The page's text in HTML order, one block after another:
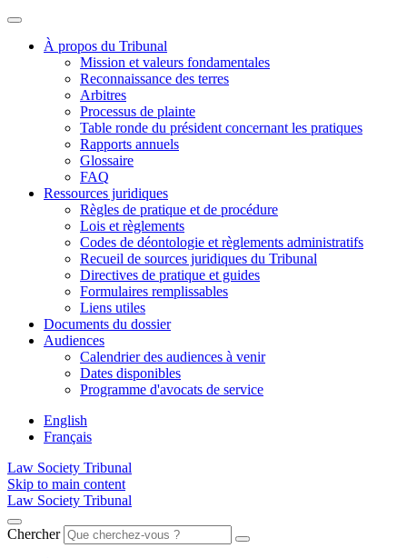
À propos du Tribunal
Mission et valeurs fondamentales
Reconnaissance des terres
Arbitres
Processus de plainte
Table ronde du président concernant les pratiques
Rapports annuels
Glossaire
FAQ
Ressources juridiques
Règles de pratique et de procédure
Lois et règlements
Codes de déontologie et règlements administratifs
Recueil de sources juridiques du Tribunal
Directives de pratique et guides
Formulaires remplissables
Liens utiles
Documents du dossier
Audiences
Calendrier des audiences à venir
Dates disponibles
Programme d'avocats de service
English
Français
Law Society Tribunal
Skip to main content
Law Society Tribunal
Chercher